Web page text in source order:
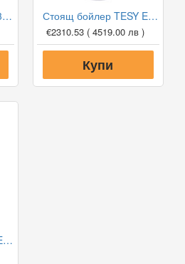
Буферен съд Tesy V 300 65 F41 P4 за отоплителни инсталации Стоящ бойлер TESY EV 13 S 1000 101 DN18 със серпентина
€2310.53 ( 4519.00 лв )
Купи
Стоящ бойлер TESY EV 2000 130 B DN18